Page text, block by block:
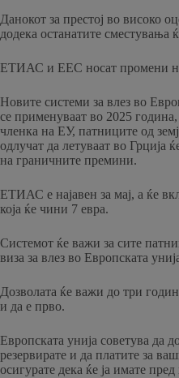
Данокот за престој во високо
додека останатите сместувања
ЕТИАС и ЕЕС носат промени
Новите системи за влез во
се применуваат во 2025
членка на ЕУ, патниците од
одлучат да летуваат во Грција
на граничните премини.
ЕТИАС е најавен за мај, а ќе
која ќе чини 7 евра.
Системот ќе важи за сите
виза за влез во Европската
Дозволата ќе важи до три
и да е прво.
Европската унија советува да
резервирате и да платите за
осигурате дека ќе ја имате